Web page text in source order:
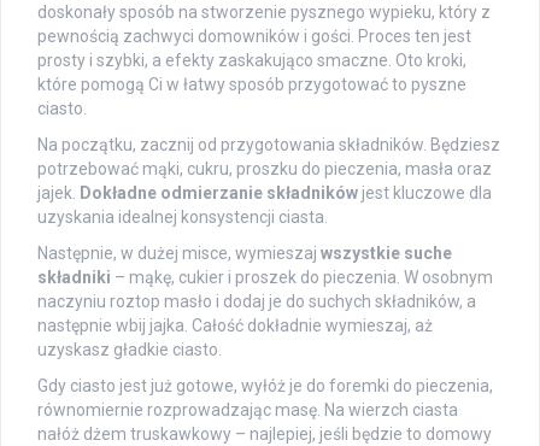
doskonały sposób na stworzenie pysznego wypieku, który z
pewnością zachwyci domowników i gości. Proces ten jest
prosty i szybki, a efekty zaskakująco smaczne. Oto kroki,
które pomogą Ci w łatwy sposób przygotować to pyszne
ciasto.
Na początku, zacznij od przygotowania składników. Będziesz
potrzebować mąki, cukru, proszku do pieczenia, masła oraz
jajek.
Dokładne odmierzanie składników jest kluczowe dla
uzyskania idealnej konsystencji ciasta.
Następnie, w dużej misce, wymieszaj wszystkie suche
składniki – mąkę, cukier i proszek do pieczenia. W osobnym
naczyniu roztop masło i dodaj je do suchych składników, a
następnie wbij jajka. Całość dokładnie wymieszaj, aż
uzyskasz gładkie ciasto.
Gdy ciasto jest już gotowe, wyłóż je do foremki do pieczenia,
równomiernie rozprowadzając masę. Na wierzch ciasta
nałóż dżem truskawkowy – najlepiej, jeśli będzie to domowy